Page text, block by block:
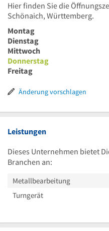
Hier finden Sie die
Schönaich, Württemberg.
Montag
Dienstag
Mittwoch
Donnerstag
Freitag
Änderung vorschlagen
Leistungen
Dieses Unternehmen bietet
Branchen an:
Metallbearbeitung
Turngerät